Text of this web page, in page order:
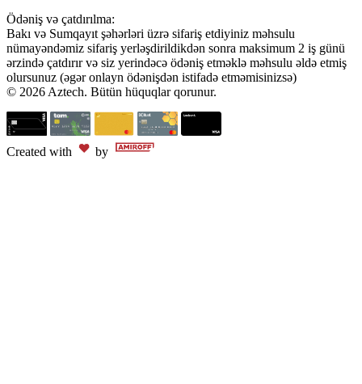
Ödəniş və çatdırılma:
Bakı və Sumqayıt şəhərləri üzrə sifariş etdiyiniz məhsulu
nümayəndəmiz sifariş yerləşdirildikdən sonra maksimum 2 iş günü
ərzində çatdırır və siz yerindəcə ödəniş etməklə məhsulu əldə etmiş
olursunuz (əgər onlayn ödənişdən istifadə etməmisinizsə)
© 2026 Aztech. Bütün hüquqlar qorunur.
Created with by